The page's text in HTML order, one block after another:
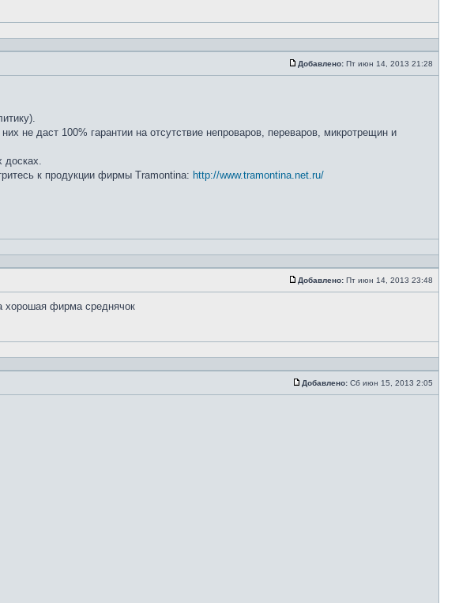
Добавлено: Пт июн 14, 2013 21:28
не даст 100% гарантии на отсутствие непроваров, переваров, микротрещин и
досках.
к продукции фирмы Tramontina: http://www.tramontina.net.ru/
Добавлено: Пт июн 14, 2013 23:48
хорошая фирма среднячок
Добавлено: Сб июн 15, 2013 2:05